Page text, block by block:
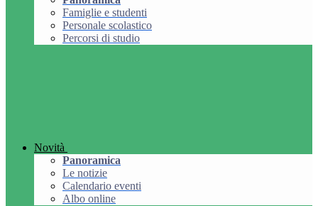
Famiglie e studenti
Personale scolastico
Percorsi di studio
Novità
Panoramica
Le notizie
Calendario eventi
Albo online